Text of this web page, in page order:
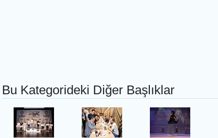
Bu Kategorideki Diğer Başlıklar